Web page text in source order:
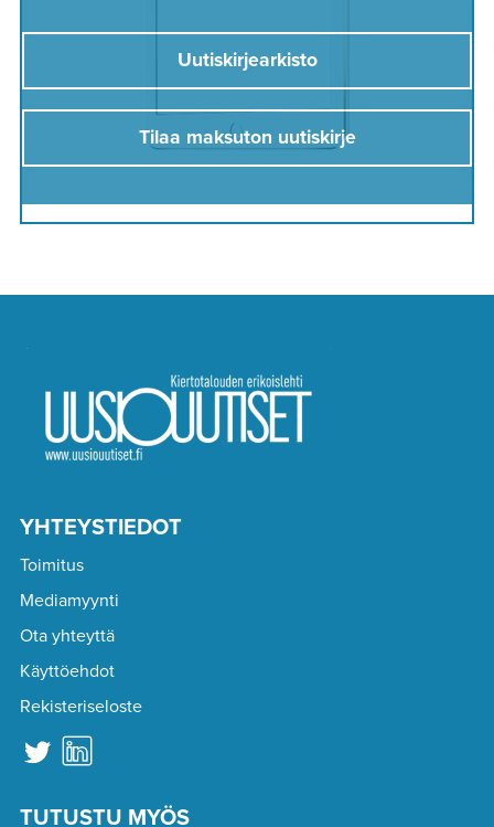
Uutiskirjearkisto
Tilaa maksuton uutiskirje
YHTEYSTIEDOT
Toimitus
Mediamyynti
Ota yhteyttä
Käyttöehdot
Rekisteriseloste
TUTUSTU MYÖS